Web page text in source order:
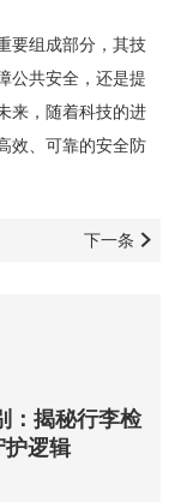
组成部分，其技
公共安全，还是提
来，随着科技的进
效、可靠的安全防
下一条
：揭秘行李检
护逻辑